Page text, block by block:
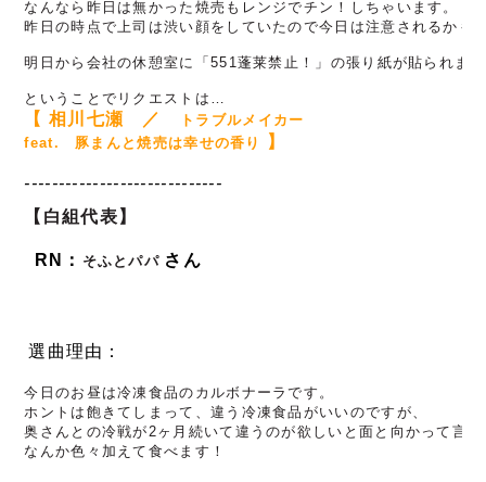
なんなら昨日は無かった焼売もレンジでチン！しちゃいます。
昨日の時点で上司は渋い顔をしていたので今日は注意されるかも
明日から会社の休憩室に「551蓬莱禁止！」の張り紙が貼られま
ということでリクエストは…
【 相川七瀬　／
トラブルメイカー
feat.　豚まんと焼売は幸せの香り
】
-----------------------------
【白組代表】
RN ： そふとパパ さん
選曲理由：
今日のお昼は冷凍食品のカルボナーラです。
ホントは飽きてしまって、違う冷凍食品がいいのですが、
奥さんとの冷戦が2ヶ月続いて違うのが欲しいと面と向かって言
なんか色々加えて食べます！